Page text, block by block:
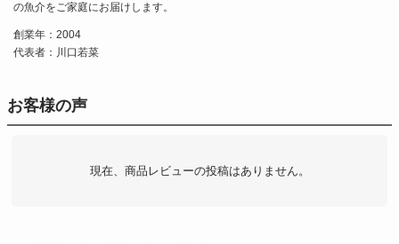
の魚介をご家庭にお届けします。
創業年：2004
代表者：川口若菜
お客様の声
現在、商品レビューの投稿はありません。